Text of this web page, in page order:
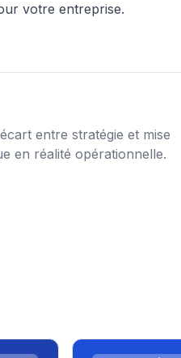
votre entreprise.
entre stratégie et mise
en réalité opérationnelle.